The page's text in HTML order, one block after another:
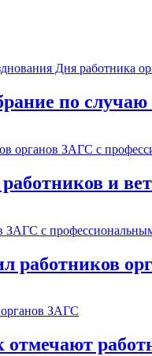
по
и
работников